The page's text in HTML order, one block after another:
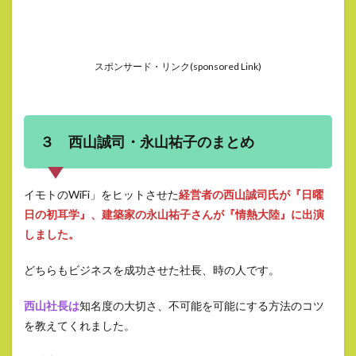
スポンサード・リンク(sponsored Link)
３ 西山誠司・永山祐子のまとめ
イモトのWiFi」をヒットさせた経営者の西山誠司氏が『日曜
日の初耳学』、建築家の永山祐子さんが『情熱大陸』に出演
しました。
どちらもビジネスを成功させた社長、時の人です。
西山社長は知名度の大切さ、不可能を可能にする方法のコツ
を教えてくれました。